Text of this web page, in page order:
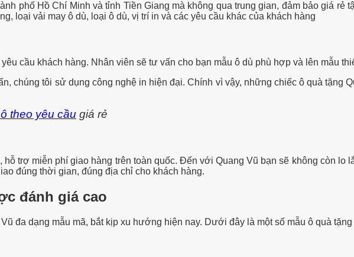
phố Hồ Chí Minh và tỉnh Tiền Giang mà không qua trung gian, đảm bảo giá
loại vải may ô dù, loại ô dù, vị trí in và các yêu cầu khác của khách hàng
cầu khách hàng. Nhân viên sẽ tư vấn cho bạn mẫu ô dù phù hợp và lên mẫu
chúng tôi sử dụng công nghệ in hiện đại. Chính vì vậy, những chiếc ô quà tặng
theo yêu cầu giá rẻ
trợ miễn phí giao hàng trên toàn quốc. Đến với Quang Vũ bạn sẽ không còn lo
đúng thời gian, đúng địa chỉ cho khách hàng.
đánh giá cao
đa dạng mẫu mã, bắt kịp xu hướng hiện nay. Dưới đây là một số mẫu ô quà